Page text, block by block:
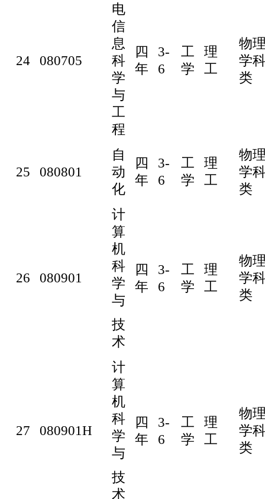
24 080705
电
信
息
科
学
与
工
程
四
年
3-
6
工
学
理
工
物
学
类
25 080801
自
动
化
四
年
3-
6
工
学
理
工
物
学
类
26 080901
计
算
机
科
学
与
技
术
四
年
3-
6
工
学
理
工
物
学
类
27 080901H
计
算
机
科
学
与
技
术
四
年
3-
6
工
学
理
工
物
学
类